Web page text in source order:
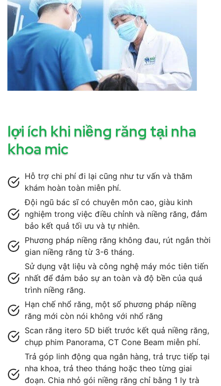
lợi ích khi niềng răng tại nha
khoa mic
Hỗ trợ chi phí đi lại cũng như tư vấn và thăm
khám hoàn toàn miễn phí.
Đội ngũ bác sĩ có chuyên môn cao, giàu kinh
nghiệm trong việc điều chỉnh và niềng răng, đảm
bảo kết quả tối ưu và tự nhiên.
Phương pháp niềng răng không đau, rút ngắn thời
gian niềng răng từ 3-6 tháng.
Sử dụng vật liệu và công nghệ máy móc tiên tiến
nhất để đảm bảo sự an toàn và độ bền của quá
trình niềng răng.
Hạn chế nhổ răng, một số phương pháp niềng
răng mới còn nói không với nhổ răng
Scan răng itero 5D biết trước kết quả niềng răng,
chụp phim Panorama, CT Cone Beam miễn phí.
Trả góp linh động qua ngân hàng, trả trực tiếp tại
nha khoa, trả theo tháng hoặc theo từng giai
đoạn. Chia nhỏ gói niềng răng chỉ bằng 1 ly trà